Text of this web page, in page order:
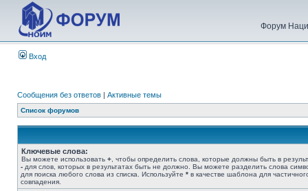
Форум
Вход
Сообщения без ответов | Активные темы
Список форумов
Ключевые слова:
Вы можете использовать + , чтобы определить слова, которые должны быть в
- для слов, которых в результатах быть не должно. Вы можете разделить слова
для поиска любого слова из списка. Используйте * в качестве шаблона для
совпадения.